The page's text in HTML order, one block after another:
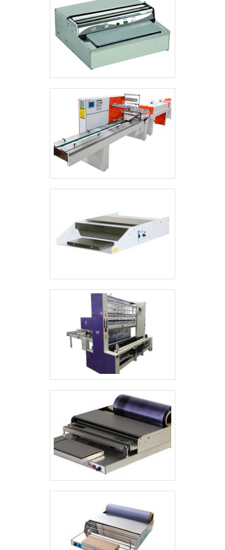
e isso se deve ao fato de que esse tipo
de equipamento consegue apresentar
uma série de vantagens, como por
exemplo seu baixo custo. No entanto,
uma das características mais marcantes
do equipamento é a versatilidade que ele
apresenta. Sendo assim, consegue ser
utilizado nos mais diferentes setores
industriais, embalando uma série de tipos
de produtos, por exemplo:Produtos
Alimentícios (laticínios, carnes, vegetais,
etc);Produtos Gráficos (impressão gráfica,
revistas, jornais, agendas, etc);Indústria
ou Comércio de Produtos
Farmacêuticos;Indústria ou Comércio de
Comércio Têxtil;Indústria ou Comércio de
Auto Peças;Indústria ou Comércio de
Brinquedos.A MELHOR EMPRESA PARA
COMPRAR CELOFANADEIRAE para
para comprar celofanadeira é necessário
fazer uma pesquisa de mercado a fim de
saber quais são as empresas que
apresentam produtos de qualidade e que
desenvolvem suas atividades dentro de
todas as normas e especificações do
mercado. Entre em contato com a
Prestomaq para mais informações. .